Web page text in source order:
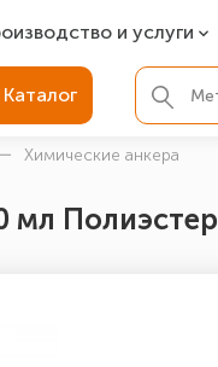
и услуги
БСР
для фундамента
детали
Каталог
Химические анкера
мл Полиэстер